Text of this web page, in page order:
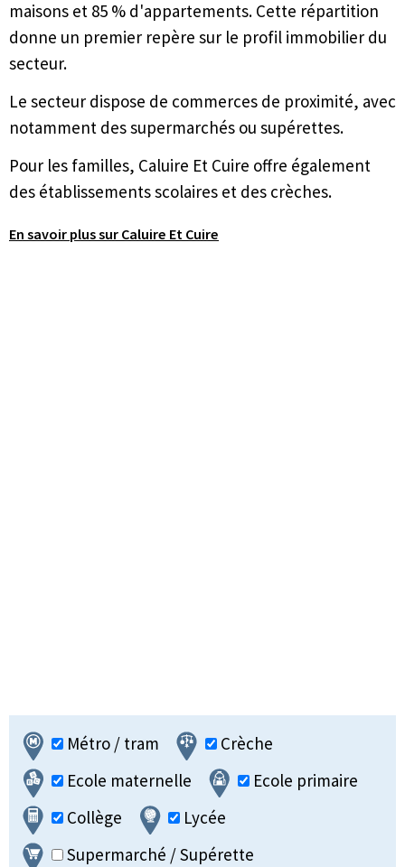
maisons et 85 % d'appartements. Cette répartition
donne un premier repère sur le profil immobilier du
secteur.
Le secteur dispose de commerces de proximité, avec
notamment des supermarchés ou supérettes.
Pour les familles, Caluire Et Cuire offre également
des établissements scolaires et des crèches.
En savoir plus sur Caluire Et Cuire
Métro / tram
Crèche
Ecole maternelle
Ecole primaire
Collège
Lycée
Supermarché / Supérette